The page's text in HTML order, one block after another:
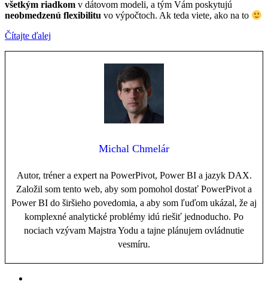
všetkým riadkom v dátovom modeli, a tým Vám poskytujú
neobmedzenú flexibilitu vo výpočtoch. Ak teda viete, ako na to
Čítajte ďalej
Michal Chmelár
Autor, tréner a expert na PowerPivot, Power BI a jazyk DAX.
Založil som tento web, aby som pomohol dostať PowerPivot a
Power BI do širšieho povedomia, a aby som ľuďom ukázal, že aj
komplexné analytické problémy idú riešiť jednoducho. Po
nociach vzývam Majstra Yodu a tajne plánujem ovládnutie
vesmíru.